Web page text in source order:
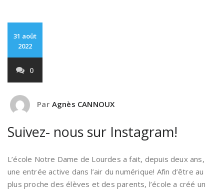
31 août
2022
0
Par Agnès CANNOUX
Suivez- nous sur Instagram!
L’école Notre Dame de Lourdes a fait, depuis deux ans,
une entrée active dans l’air du numérique! Afin d’être au
plus proche des élèves et des parents, l’école a créé un